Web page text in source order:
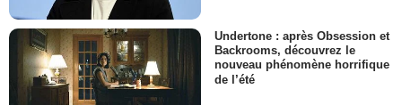
Undertone : après Obsession et
Backrooms, découvrez le
nouveau phénomène horrifique
de l’été